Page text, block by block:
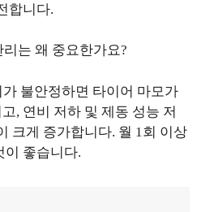
합니다.
는 왜 중요한가요?
불안정하면 타이어 마모가
, 연비 저하 및 제동 성능 저
크게 증가합니다. 월 1회 이상
이 좋습니다.